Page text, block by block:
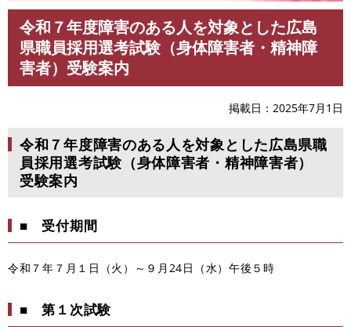
令和７年度障害のある人を対象とした広島
県職員採用選考試験（身体障害者・精神障
害者）受験案内
掲載日 2025年7月1日
令和７年度障害のある人を対象とした広島県職
員採用選考試験（身体障害者・精神障害者）
受験案内
■ 受付期間
令和７年７月１日（火）～９月24日（水）午後５時
■ 第１次試験